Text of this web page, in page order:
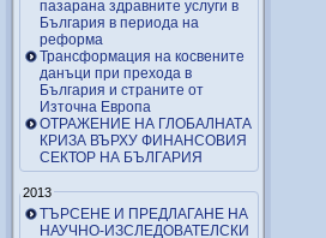
пазарана здравните услуги в
България в периода на
реформа
Трансформация на косвените
данъци при прехода в
България и страните от
Източна Европа
ОТРАЖЕНИЕ НА ГЛОБАЛНАТА
КРИЗА ВЪРХУ ФИНАНСОВИЯ
СЕКТОР НА БЪЛГАРИЯ
2013
ТЪРСЕНЕ И ПРЕДЛАГАНЕ НА
НАУЧНО-ИЗСЛЕДОВАТЕЛСКИ